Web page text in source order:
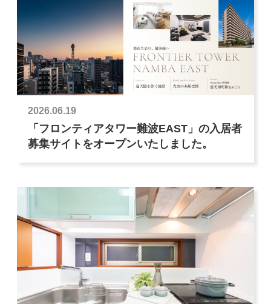
2026.06.19
「フロンティアタワー難波EAST」の入居者
募集サイトをオープンいたしました。